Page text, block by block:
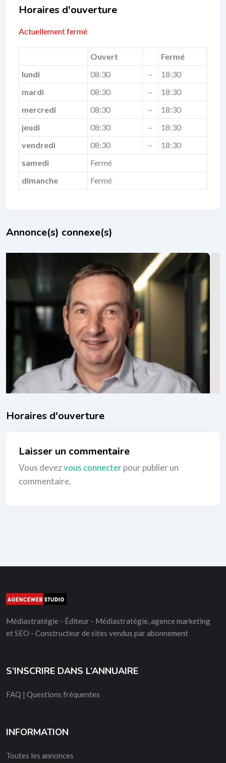
Business Hours
Actuellement fermé
Ouvert
Fermé
lundi
08:30 –
18:30
mardi
08:30 –
18:30
mercredi
08:30 –
18:30
jeudi
08:30 –
18:30
vendredi
08:30 –
18:30
samedi
Fermé
dimanche
Fermé
Annonce(s) connexe(s)
En vedette
Daniel Dries, Coach PNL Walferdange |
Programmation Neuro-Linguistique
il y a 6 mois
PNL (programmation neuro-linguistique)
€
_
Laisser un commentaire
Vous devezvous connecterpour publier un
commentaire.
Médiastratégie - Éditeur - Médiastratégie, agence marketing
et SEO - Constructeur de sites vendus par abonnement
S’INSCRIRE DANS L’ANNUAIRE
FAQ | Questions fréquentes
INFORMATION
Toutes les annonces